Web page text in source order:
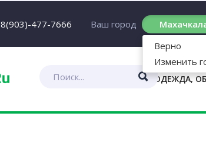
8(903)-477-7666 Ваш город
Верно
Изменить
ОДЕЖДА,